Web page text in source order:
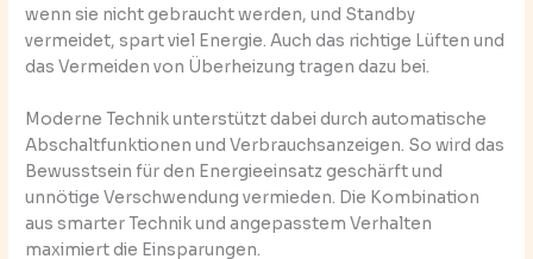
wenn sie nicht gebraucht werden, und Standby
vermeidet, spart viel Energie. Auch das richtige Lüften und
das Vermeiden von Überheizung tragen dazu bei.
Moderne Technik unterstützt dabei durch automatische
Abschaltfunktionen und Verbrauchsanzeigen. So wird das
Bewusstsein für den Energieeinsatz geschärft und
unnötige Verschwendung vermieden. Die Kombination
aus smarter Technik und angepasstem Verhalten
maximiert die Einsparungen.